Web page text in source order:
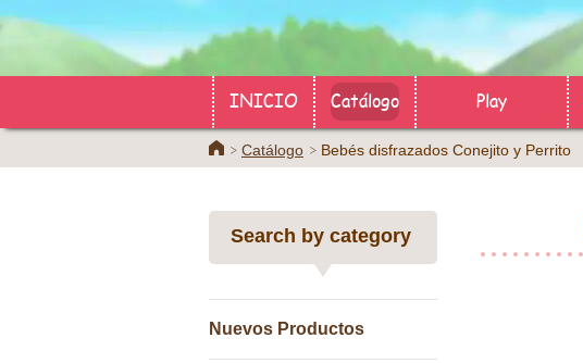
INICIO Catálogo Play
HomeCatálogo Bebés disfrazados Conejito y Perrito
Search by category
Nuevos Productos